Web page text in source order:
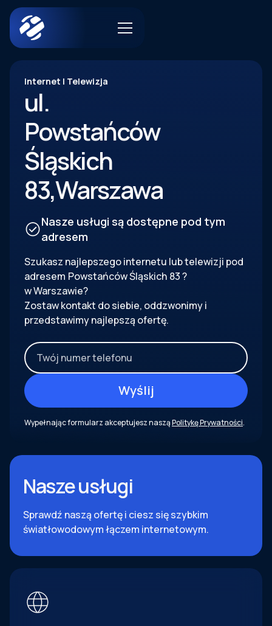
Internet | Telewizja
ul.
Powstańców
Śląskich
83,Warszawa
Nasze usługi są dostępne pod tym
adresem
Szukasz najlepszego internetu lub telewizji pod
adresem Powstańców Śląskich 83?
w Warszawie?
Zostaw kontakt do siebie, oddzwonimy i
przedstawimy najlepszą ofertę.
Wypełnając formularz akceptujesz nasząPolitykę Prywatności.
Nasze usługi
Sprawdź naszą ofertę i ciesz się szybkim
światłowodowym łączem internetowym.